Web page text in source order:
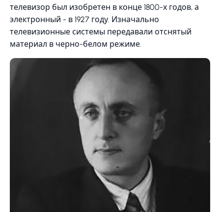
телевизор был изобретен в конце 1800-х годов, а
электронный - в 1927 году. Изначально
телевизионные системы передавали отснятый
материал в черно-белом режиме.